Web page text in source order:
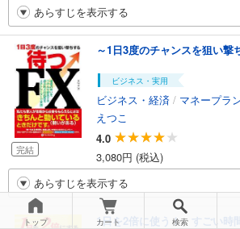
あらすじを表示する
完結
～1日3度のチャンスを狙い撃
ビジネス・実用
ビジネス・経済 / マネープラ
えつこ
4.0
3,080円 (税込)
あらすじを表示する
1日を2倍に使う！ すごい時
トップ カート 検索